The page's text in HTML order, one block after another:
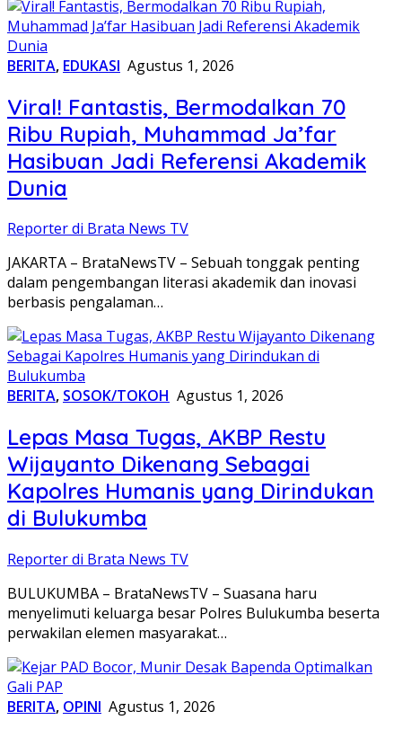
BERITA, EDUKASI Agustus 1, 2026
Viral! Fantastis, Bermodalkan 70
Ribu Rupiah, Muhammad Ja’far
Hasibuan Jadi Referensi Akademik
Dunia
Reporter di Brata News TV
JAKARTA – BrataNewsTV – Sebuah tonggak penting
dalam pengembangan literasi akademik dan inovasi
berbasis pengalaman…
BERITA, SOSOK/TOKOH Agustus 1, 2026
Lepas Masa Tugas, AKBP Restu
Wijayanto Dikenang Sebagai
Kapolres Humanis yang Dirindukan
di Bulukumba
Reporter di Brata News TV
BULUKUMBA – BrataNewsTV – Suasana haru
menyelimuti keluarga besar Polres Bulukumba beserta
perwakilan elemen masyarakat…
BERITA, OPINI Agustus 1, 2026